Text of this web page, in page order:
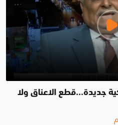
جديدة...قطع الاعناق ولا